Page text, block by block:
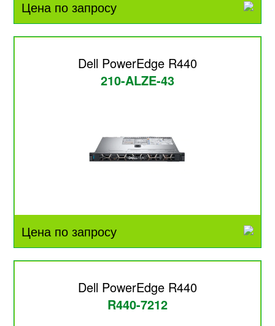
Цена по запросу
Dell PowerEdge R440
210-ALZE-43
Цена по запросу
Dell PowerEdge R440
R440-7212